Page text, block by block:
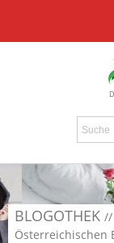
BLOGOTHEK //
Österreichischen